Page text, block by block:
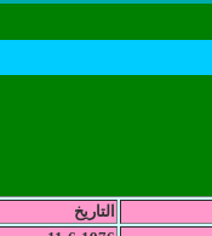
التاريخ